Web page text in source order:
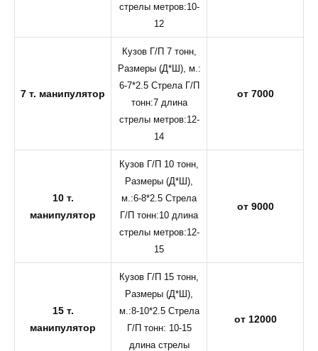
стрелы метров:10-
12
7 т. манипулятор
Кузов Г/П 7 тонн,
Размеры (Д*Ш), м.:
6-7*2.5 Стрела Г/П
тонн:7 длина
стрелы метров:12-
14
от 7000
10 т.
манипулятор
Кузов Г/П 10 тонн,
Размеры (Д*Ш),
м.:6-8*2.5 Стрела
Г/П тонн:10 длина
стрелы метров:12-
15
от 9000
15 т.
манипулятор
Кузов Г/П 15 тонн,
Размеры (Д*Ш),
м.:8-10*2.5 Стрела
Г/П тонн: 10-15
длина стрелы
от 12000